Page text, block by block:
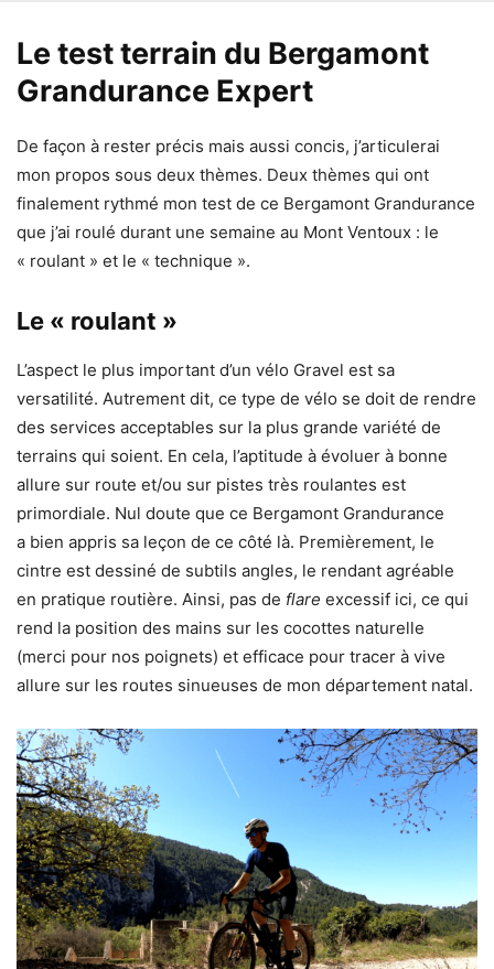
Le test terrain du Bergamont
Grandurance Expert
De façon à rester précis mais aussi concis, j’articulerai
mon propos sous deux thèmes. Deux thèmes qui ont
finalement rythmé mon test de ce Bergamont Grandurance
que j’ai roulé durant une semaine au Mont Ventoux : le
« roulant » et le « technique ».
Le « roulant »
L’aspect le plus important d’un vélo Gravel est sa
versatilité. Autrement dit, ce type de vélo se doit de rendre
des services acceptables sur la plus grande variété de
terrains qui soient. En cela, l’aptitude à évoluer à bonne
allure sur route et/ou sur pistes très roulantes est
primordiale. Nul doute que ce Bergamont Grandurance
a bien appris sa leçon de ce côté là. Premièrement, le
cintre est dessiné de subtils angles, le rendant agréable
en pratique routière. Ainsi, pas de flare excessif ici, ce qui
rend la position des mains sur les cocottes naturelle
(merci pour nos poignets) et efficace pour tracer à vive
allure sur les routes sinueuses de mon département natal.